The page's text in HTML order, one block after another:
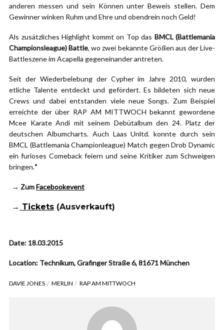
anderen messen und sein Können unter Beweis stellen. Dem
Gewinner winken Ruhm und Ehre und obendrein noch Geld!
Als zusätzliches Highlight kommt on Top das BMCL (Battlemania
Championsleague) Battle, wo zwei bekannte Größen aus der Live-
Battleszene im Acapella gegeneinander antreten.
Seit der Wiederbelebung der Cypher im Jahre 2010, wurden
etliche Talente entdeckt und gefördert. Es bildeten sich neue
Crews und dabei entstanden viele neue Songs. Zum Beispiel
erreichte der über RAP AM MITTWOCH bekannt gewordene
Mcee Karate Andi mit seinem Debütalbum den 24. Platz der
deutschen Albumcharts. Auch Laas Unltd. konnte durch sein
BMCL (Battlemania Championleague) Match gegen Drob Dynamic
ein furioses Comeback feiern und seine Kritiker zum Schweigen
bringen.“
→ ZumFacebookevent
→ Tickets (Ausverkauft)
Date: 18.03.2015
Location: Technikum, Grafinger Straße 6, 81671 München
DAVIE JONES MERLIN RAP AM MITTWOCH